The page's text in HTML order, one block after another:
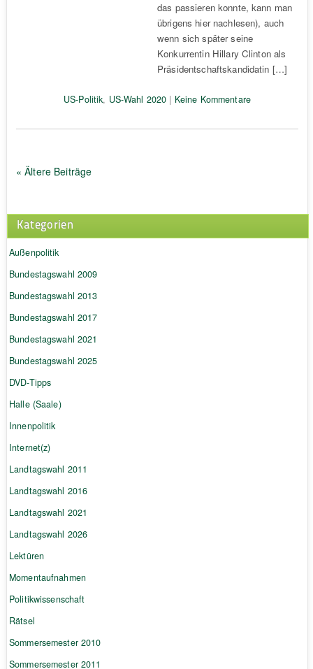
das passieren konnte, kann man
übrigens hier nachlesen), auch
wenn sich später seine
Konkurrentin Hillary Clinton als
Präsidentschaftskandidatin […]
US-Politik, US-Wahl 2020 | Keine Kommentare
« Ältere Beiträge
Kategorien
Außenpolitik
Bundestagswahl 2009
Bundestagswahl 2013
Bundestagswahl 2017
Bundestagswahl 2021
Bundestagswahl 2025
DVD-Tipps
Halle (Saale)
Innenpolitik
Internet(z)
Landtagswahl 2011
Landtagswahl 2016
Landtagswahl 2021
Landtagswahl 2026
Lektüren
Momentaufnahmen
Politikwissenschaft
Rätsel
Sommersemester 2010
Sommersemester 2011